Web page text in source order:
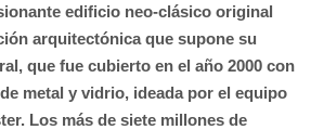
edificio neo-clásico original
arquitectónica que supone su
que fue cubierto en el año 2000 con
metal y vidrio, ideada por el equipo
Los más de siete millones de